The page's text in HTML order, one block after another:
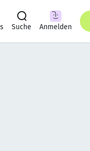
Suche Anmelden